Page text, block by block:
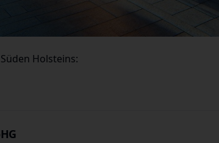
Holsteins: